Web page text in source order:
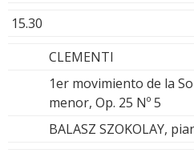
15.30
CLEMENTI
1er movimiento de la
menor, Op. 25 Nº 5
BALASZ SZOKOLAY,